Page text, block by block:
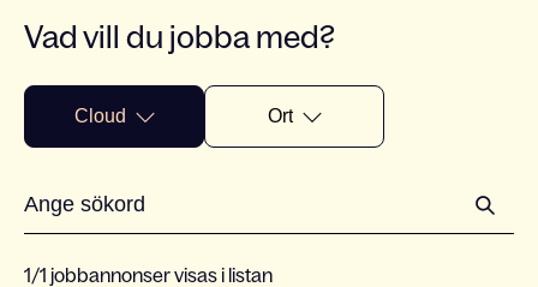
Vad vill du jobba med?
Cloud Ort
1/1 jobbannonser visas i listan